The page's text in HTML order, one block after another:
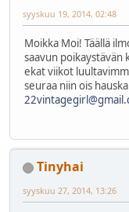
syyskuu 19, 2014, 02:48
Moikka Moi! Täällä
saavun poikaystävän
ekat viikot
seuraa niin ois
Tinyhai
syyskuu 27, 2014, 13:26